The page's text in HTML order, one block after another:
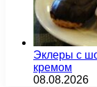
Эклеры с
кремом
08.08.2026